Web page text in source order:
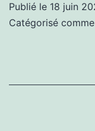
Publié le 18 juin
Catégorisé comme